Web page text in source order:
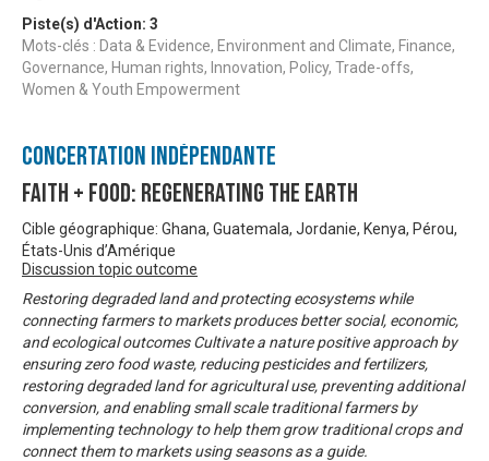
Piste(s) d'Action: 3
Mots-clés : Data & Evidence, Environment and Climate, Finance,
Governance, Human rights, Innovation, Policy, Trade-offs,
Women & Youth Empowerment
Concertation Indépendante
Faith + Food: Regenerating the Earth
Cible géographique: Ghana, Guatemala, Jordanie, Kenya, Pérou,
États-Unis d’Amérique
Discussion topic outcome
Restoring degraded land and protecting ecosystems while
connecting farmers to markets produces better social, economic,
and ecological outcomes Cultivate a nature positive approach by
ensuring zero food waste, reducing pesticides and fertilizers,
restoring degraded land for agricultural use, preventing additional
conversion, and enabling small scale traditional farmers by
implementing technology to help them grow traditional crops and
connect them to markets using seasons as a guide.